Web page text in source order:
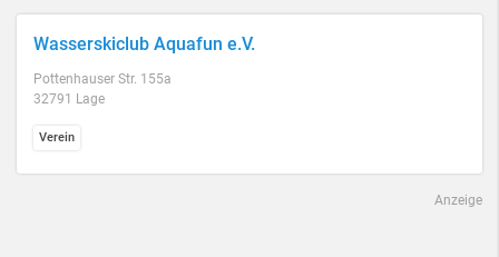
Wasserskiclub Aquafun e.V.
Pottenhauser Str. 155a
32791 Lage
Verein
Anzeige